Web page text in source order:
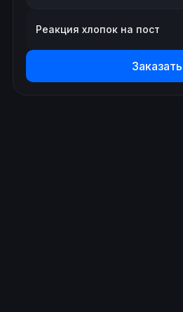
Реакция хлопок на пост
Заказать